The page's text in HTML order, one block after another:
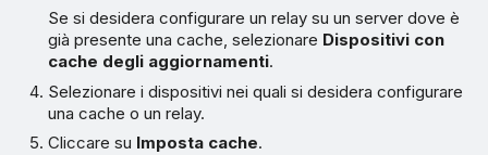
Se si desidera configurare un relay su un server dove è
già presente una cache, selezionare Dispositivi con
cache degli aggiornamenti.
Selezionare i dispositivi nei quali si desidera configurare
una cache o un relay.
Cliccare su Imposta cache.